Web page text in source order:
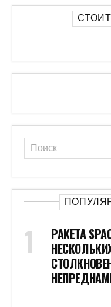
РАКЕТА